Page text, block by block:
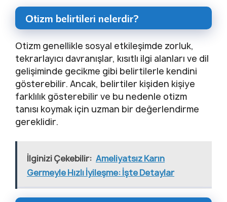
Otizm belirtileri nelerdir?
Otizm genellikle sosyal etkileşimde zorluk,
tekrarlayıcı davranışlar, kısıtlı ilgi alanları ve dil
gelişiminde gecikme gibi belirtilerle kendini
gösterebilir. Ancak, belirtiler kişiden kişiye
farklılık gösterebilir ve bu nedenle otizm
tanısı koymak için uzman bir değerlendirme
gereklidir.
İlginizi Çekebilir: Ameliyatsız Karın
Germeyle Hızlı İyileşme: İşte Detaylar